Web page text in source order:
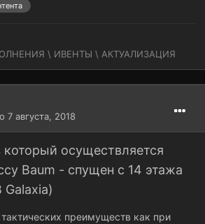
\ ИВЕНТЫ \ АКТУАЛИЗАЦИЯ
7 августа, 2018
который осуществляется
Baum - спущен с 14 этажа
Galaxia)
преимуществ как при